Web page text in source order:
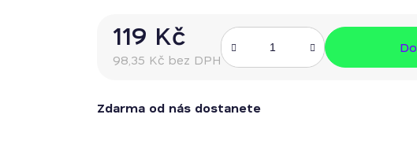
119 Kč
98,35 Kč bez DPH
Zdarma od nás dostanete